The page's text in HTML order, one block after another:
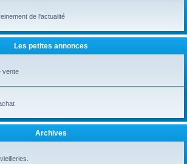
de l'actualité
Les petites annonces
vente
Archives